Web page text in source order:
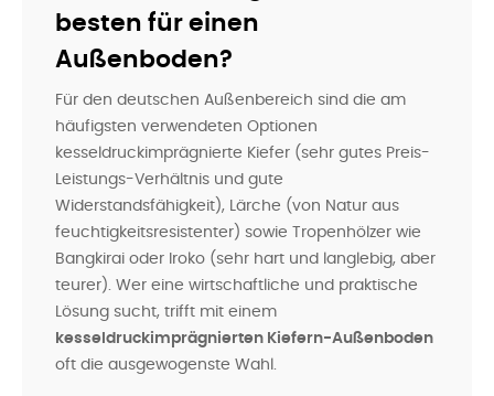
besten für einen
Außenboden?
Für den deutschen Außenbereich sind die am
häufigsten verwendeten Optionen
kesseldruckimprägnierte Kiefer (sehr gutes Preis-
Leistungs-Verhältnis und gute
Widerstandsfähigkeit), Lärche (von Natur aus
feuchtigkeitsresistenter) sowie Tropenhölzer wie
Bangkirai oder Iroko (sehr hart und langlebig, aber
teurer). Wer eine wirtschaftliche und praktische
Lösung sucht, trifft mit einem
kesseldruckimprägnierten Kiefern-Außenboden
oft die ausgewogenste Wahl.